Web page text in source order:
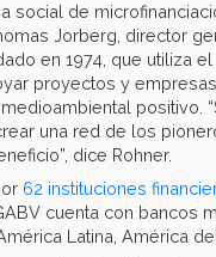
social de
Jorberg, director
en 1974, que utiliza
proyectos y
positivo.
una red de los
dice Rohner.
62 instituciones
cuenta con bancos
Latina, América